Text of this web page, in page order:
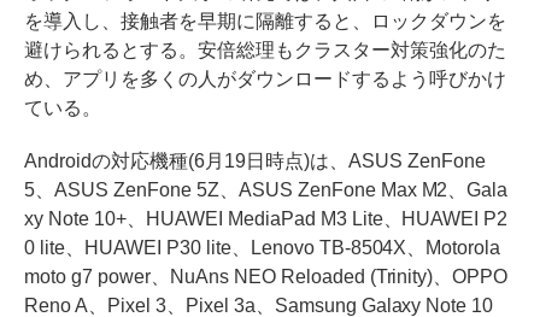
を導入し、接触者を早期に隔離すると、ロックダウンを
避けられるとする。安倍総理もクラスター対策強化のた
め、アプリを多くの人がダウンロードするよう 呼びかけ
ている 。
Androidの対応機種(6月19日時点)は、ASUS ZenFone
5、ASUS ZenFone 5Z、ASUS ZenFone Max M2、Gala
xy Note 10+、HUAWEI MediaPad M3 Lite、HUAWEI P2
0 lite、HUAWEI P30 lite、Lenovo TB-8504X、Motorola
moto g7 power、NuAns NEO Reloaded (Trinity)、OPPO
Reno A、Pixel 3、Pixel 3a、Samsung Galaxy Note 10